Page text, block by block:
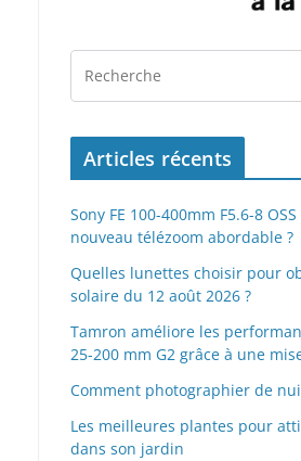
Articles récents
Sony FE 100-400mm F5.6-8
nouveau télézoom abordable ?
Quelles lunettes choisir pour
solaire du 12 août 2026 ?
Tamron améliore les
25-200 mm G2 grâce à une
Comment photographier de
Les meilleures plantes pour
dans son jardin